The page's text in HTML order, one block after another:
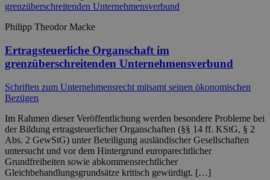
Philipp Theodor Macke
Ertragsteuerliche Organschaft im
grenzüberschreitenden Unternehmensverbund
Schriften zum Unternehmensrecht mitsamt seinen ökonomischen
Bezügen
Im Rahmen dieser Veröffentlichung werden besondere Probleme bei
der Bildung ertragsteuerlicher Organschaften (§§ 14 ff. KStG, § 2
Abs. 2 GewStG) unter Beteiligung ausländischer Gesellschaften
untersucht und vor dem Hintergrund europarechtlicher
Grundfreiheiten sowie abkommensrechtlicher
Gleichbehandlungsgrundsätze kritisch gewürdigt. […]